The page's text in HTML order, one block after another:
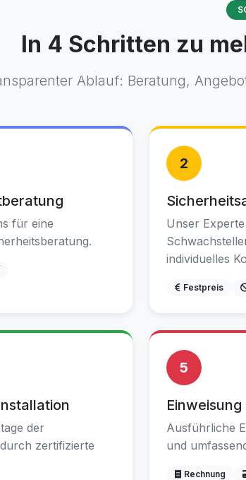
In 4 Schritten zu
Ablauf: Beratung,
für eine
2
Unser
individuelles
Festpreis
der
zertifizierte
5
Ausführliche
und
Rechnung